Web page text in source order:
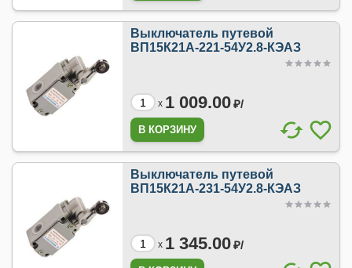
Выключатель путевой
ВП15К21А-221-54У2.8-КЭАЗ
x 1 009.00₽/
Выключатель путевой
ВП15К21А-231-54У2.8-КЭАЗ
x 1 345.00₽/